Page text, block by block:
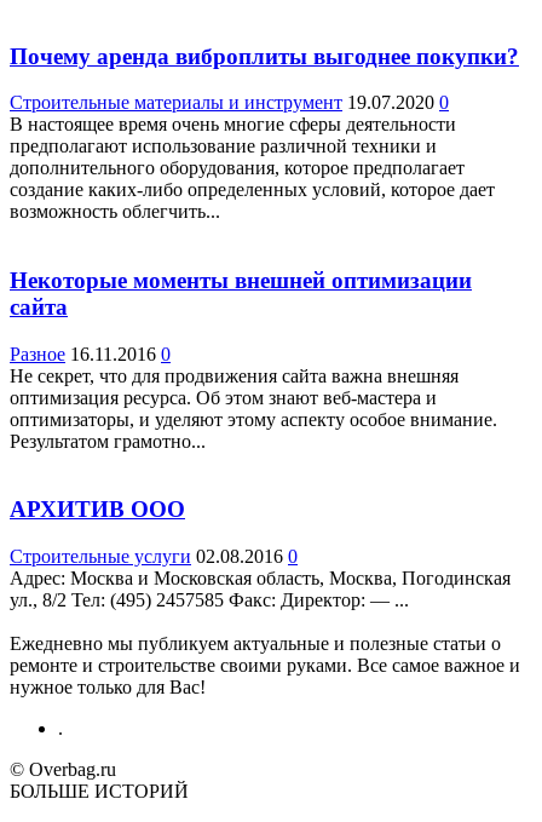
Почему аренда виброплиты выгоднее покупки?
Строительные материалы и инструмент 19.07.2020 0
В настоящее время очень многие сферы деятельности
предполагают использование различной техники и
дополнительного оборудования, которое предполагает
создание каких-либо определенных условий, которое дает
возможность облегчить...
Некоторые моменты внешней оптимизации
сайта
Разное 16.11.2016 0
Не секрет, что для продвижения сайта важна внешняя
оптимизация ресурса. Об этом знают веб-мастера и
оптимизаторы, и уделяют этому аспекту особое внимание.
Результатом грамотно...
АРХИТИВ ООО
Строительные услуги 02.08.2016 0
Адрес: Москва и Московская область, Москва, Погодинская
ул., 8/2 Teл: (495) 2457585 Факс: Директор: — ...
Ежедневно мы публикуем актуальные и полезные статьи о
ремонте и строительстве своими руками. Все самое важное и
нужное только для Вас!
.
© Overbag.ru
БОЛЬШЕ ИСТОРИЙ